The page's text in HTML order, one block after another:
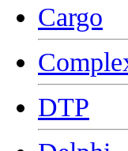
Cargo
DTP